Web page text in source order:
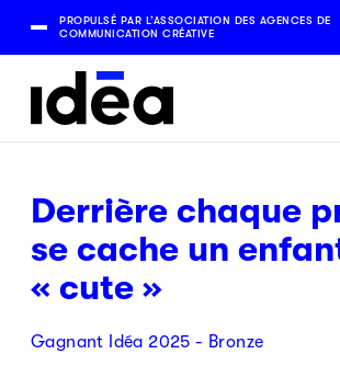
PROPULSÉ PAR L’ASSOCIATION DES AGENCES DE
COMMUNICATION CRÉATIVE
Derrière chaque
se cache un
« cute »
Gagnant Idéa 2025 - Bronze